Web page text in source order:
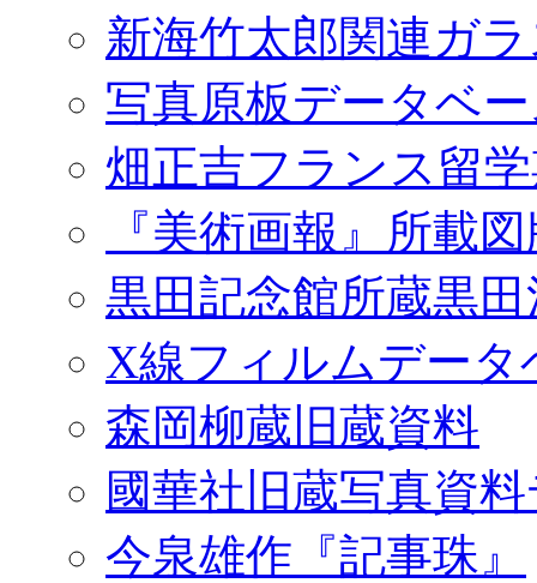
新海竹太郎関連ガ
写真原板データベ
畑正吉フランス留
『美術画報』所載
黒田記念館所蔵黒
X線フィルムデータ
森岡柳蔵旧蔵資料
國華社旧蔵写真資
今泉雄作『記事珠』